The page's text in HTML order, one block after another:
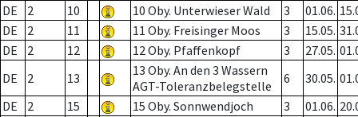
DE
2 10 10 Oby. Unterwieser Wald 3 01.06.
DE
2 11 11 Oby. Freisinger Moos 3 15.05.
DE
2 12 12 Oby. Pfaffenkopf 3 27.05.
DE
2 13
13 Oby. An den 3 Wassern
AGT-Toleranzbelegstelle
6 30.05.
DE
2 15 15 Oby. Sonnwendjoch 3 01.06.